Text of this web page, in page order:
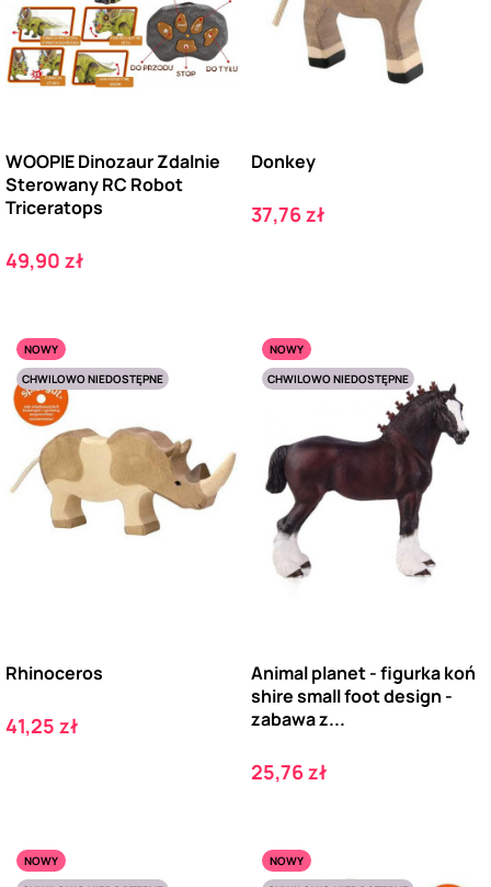
WOOPIE Dinozaur Zdalnie
Sterowany RC Robot
Triceratops
Cena
49,90 zł
Donkey
Cena
37,76 zł
NOWY
CHWILOWO NIEDOSTĘPNE
Rhinoceros
Cena
41,25 zł
NOWY
CHWILOWO NIEDOSTĘPNE
Animal planet - figurka koń
shire small foot design -
zabawa z...
Cena
25,76 zł
NOWY
NOWY